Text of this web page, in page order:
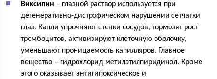
Виксипин – глазной раствор используется при
дегенеративно-дистрофическом нарушении сетчатки
глаз. Капли упрочняют стенки сосудов, тормозят рост
тромбоцитов, активизируют клеточную оболочку,
уменьшают проницаемость капилляров. Главное
вещество – гидрохлорид метилэтилпиридинол. Кроме
этого оказывает антигипоксическое и